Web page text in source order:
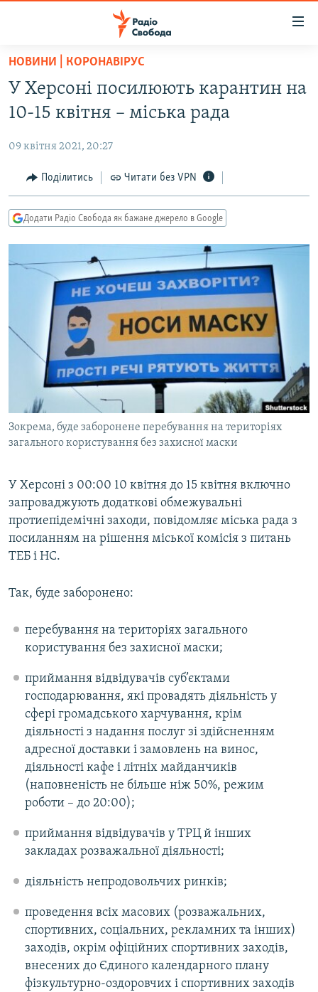
Перейти
основного
матеріалу
до
навігації
Перейти
до
ВСЕ ЗА ДОБУ
ПОЛІТИКА
ЕКОНОМІКА
КУЛЬТУРА
УКРАЇНА
ВІЙНА
РОСІЙСЬКА «ФІЛЬТРАЦІЯ»
КРИМ.РЕАЛІЇ
СХЕМИ
КИТАЙ.ВИКЛИКИ
МУЛЬТИМЕДІА
ФОТО
СПЕЦПРОЄКТИ
ПОДКАСТИ
КРИМ РЕАЛІЇ
УКР
КТАТ
ДОЛУЧАЙСЯ!
Усі сайти RFE/RL
НОВИНИ | КОРОНАВІРУС
У Херсоні посилюють карантин на
10-15 квітня – міська рада
09 квітня 2021, 20:27
Поділитись Читати без VPN
Додати Радіо Свобода як бажане джерело в Google
Зокрема, буде заборонене перебування на територіях
загального користування без захисної маски
У Херсоні з 00:00 10 квітня до 15 квітня включно
запроваджують додаткові обмежувальні
протиепідемічні заходи, повідомляє міська рада з
посиланням на рішення міської комісія з питань
ТЕБ і НС.
Так, буде заборонено:
перебування на територіях загального
користування без захисної маски;
приймання відвідувачів суб’єктами
господарювання, які провадять діяльність у
сфері громадського харчування, крім
діяльності з надання послуг зі здійсненням
адресної доставки і замовлень на винос,
діяльності кафе і літніх майданчиків
(наповненість не більше ніж 50%, режим
роботи – до 20:00);
приймання відвідувачів у ТРЦ й інших
закладах розважальної діяльності;
діяльність непродовольчих ринків;
проведення всіх масових (розважальних,
спортивних, соціальних, рекламних та інших)
заходів, окрім офіційних спортивних заходів,
внесених до Єдиного календарного плану
фізкультурно-оздоровчих і спортивних заходів